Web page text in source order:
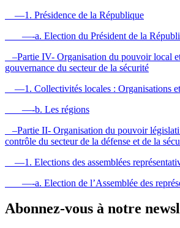
—1. Présidence de la République
—-a. Election du Président de la
–Partie IV- Organisation du pouvoir local
gouvernance du secteur de la sécurité
—1. Collectivités locales : Organisations
—-b. Les régions
–Partie II- Organisation du pouvoir
contrôle du secteur de la défense et de la
—1. Elections des assemblées
—-a. Election de l’Assemblée des
Abonnez-vous à notre